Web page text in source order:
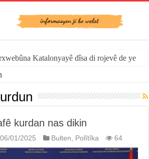
Katalonyayê dîsa di rojevê de ye
urdun
kurdan nas dikin
06/01/2025 Bulten, Polîtîka 64